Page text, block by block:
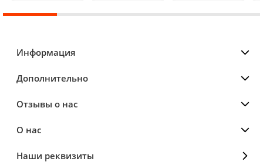
Информация
Дополнительно
Отзывы о нас
О нас
Наши реквизиты